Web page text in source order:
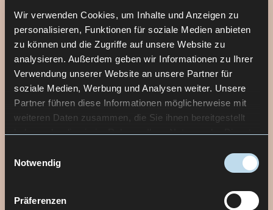
Wir verwenden Cookies, um Inhalte und Anzeigen zu
personalisieren, Funktionen für soziale Medien anbieten
zu können und die Zugriffe auf unsere Website zu
analysieren. Außerdem geben wir Informationen zu Ihrer
Verwendung unserer Website an unsere Partner für
soziale Medien, Werbung und Analysen weiter. Unsere
Partner führen diese Informationen möglicherweise mit
weiteren Daten zusammen, die Sie ihnen bereitgestellt
haben oder die sie im Rahmen Ihrer Nutzung der Dienste
Notwendig
Präferenzen
starten schon vor dem Restaurantbesuch in ein
positives Erlebnis.
Visuell übersetzt unser Team die Sinnlichkeit
gehobener Gastronomie in das Design: reduzierte
Farbwelt mit Schwarz, Weiß und feinen
finden ist.